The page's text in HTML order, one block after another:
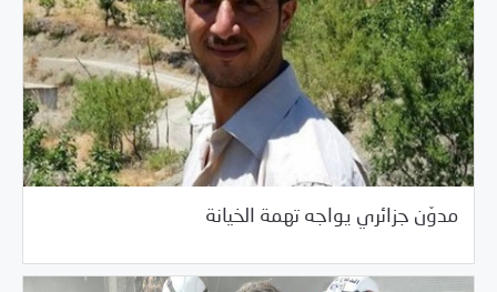
مدوّن جزائري يواجه تهمة الخيانة